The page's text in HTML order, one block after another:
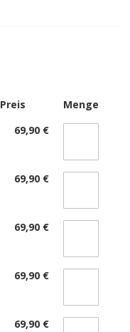
Preis
Menge
69,90 €
69,90 €
69,90 €
69,90 €
69,90 €